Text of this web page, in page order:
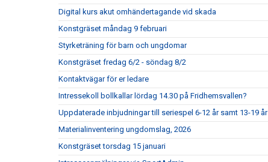
Digital kurs akut omhändertagande vid skada
Konstgräset måndag 9 februari
Styrketräning för barn och ungdomar
Konstgräset fredag 6/2 - söndag 8/2
Kontaktvägar för er ledare
Intressekoll bollkallar lördag 14.30 på Fridhemsvallen?
Uppdaterade inbjudningar till seriespel 6-12 år samt 13-19 år
Materialinventering ungdomslag, 2026
Konstgräset torsdag 15 januari